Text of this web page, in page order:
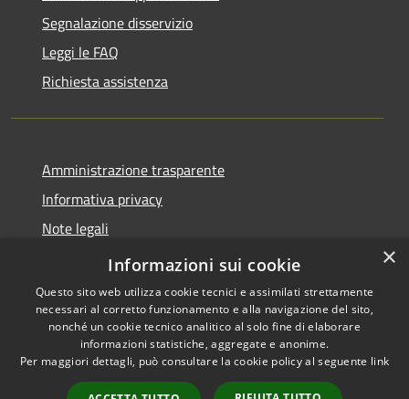
Segnalazione disservizio
Leggi le FAQ
Richiesta assistenza
Amministrazione trasparente
Informativa privacy
Note legali
Dichiarazione di accessibilità
Accessibilità
Copyright © 2026 • Comune di
Antegnate • Powered by
Municipium• Accesso
×
Informazioni sui cookie
Questo sito web utilizza cookie tecnici e assimilati strettamente
necessari al corretto funzionamento e alla navigazione del sito,
nonché un cookie tecnico analitico al solo fine di elaborare
informazioni statistiche, aggregate e anonime.
Per maggiori dettagli, può consultare la cookie policy al seguente link